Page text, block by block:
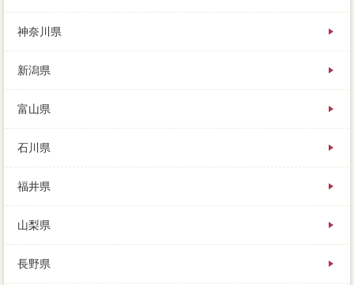
神奈川県
新潟県
富山県
石川県
福井県
山梨県
長野県